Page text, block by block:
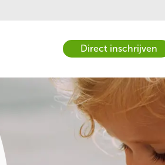
book
tour
Direct inschrijven